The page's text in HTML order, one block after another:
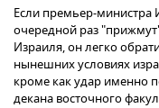
Если премьер-министра
очередной раз
Израиля, он легко
нынешних условиях
кроме как удар именно
декана восточного